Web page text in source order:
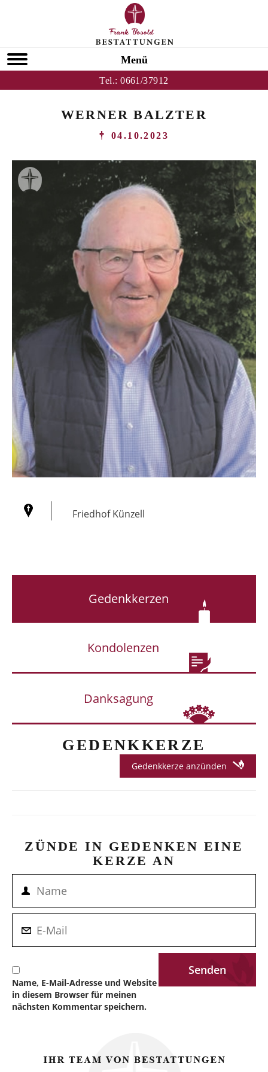
Menü
Tel.:0661/37912
WERNER BALZTER
04.10.2023
Friedhof Künzell
Gedenkkerzen
Kondolenzen
Danksagung
GEDENKKERZE
Gedenkkerze anzünden
ZÜNDE IN GEDENKEN EINE
KERZE AN
Name, E-Mail-Adresse und Website
in diesem Browser für meinen
nächsten Kommentar speichern.